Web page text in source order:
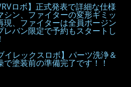
ロボ】正式発表で詳細な仕様
シン、ファイターの変形ギミッ
現、ファイターは全員ポージン
レバン限定で予約もスタートし
イレックスロボ】パーツ洗浄＆
で塗装前の準備完了です！！